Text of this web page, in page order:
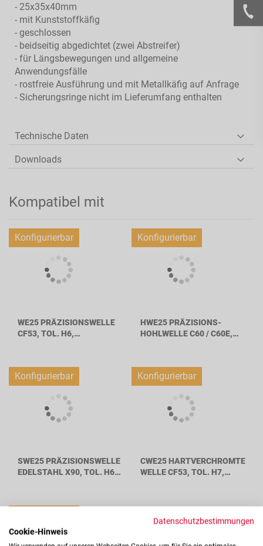
- 25x35x40mm
- mit Kunststoffkäfig
- geschlossen
- beidseitig abgedichtet (zwei Abstreifer)
- für Längsbewegungen und allgemeine
Anwendungsfälle
- rostfreie Ausführung und mit Metallkäfig auf Anfrage
- Sicherungsringe nicht im Lieferumfang enthalten
Technische Daten
Downloads
Kompatibel mit
Konfigurierbar
WE25 PRÄZISIONSWELLE
CF53, TOL. H6,
Konfigurierbar
HWE25 PRÄZISIONS-
HOHLWELLE C60 / C60E,
25MM
Konfigurierbar
SWE25 PRÄZISIONSWELLE
EDELSTAHL X90, TOL. H6,
Konfigurierbar
CWE25 HARTVERCHROMTE
WELLE CF53, TOL. H7,
Datenschutzbestimmungen
Cookie-Hinweis